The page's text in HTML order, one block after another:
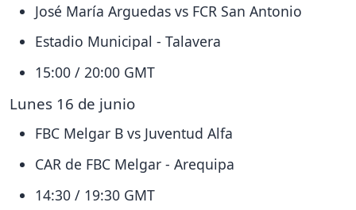
José María Arguedas vs FCR San Antonio
Estadio Municipal - Talavera
15:00 / 20:00 GMT
Lunes 16 de junio
FBC Melgar B vs Juventud Alfa
CAR de FBC Melgar - Arequipa
14:30 / 19:30 GMT